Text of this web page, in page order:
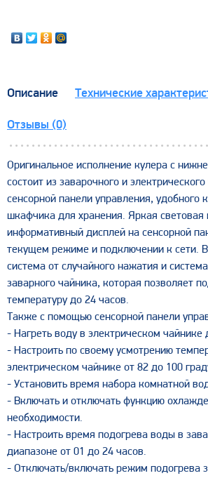
Описание Технические
Отзывы (0)
Оригинальное исполнение кулера с
состоит из заварочного и
сенсорной панели управления, удобного
шкафчика для хранения. Яркая световая
информативный дисплей на сенсорной
текущем режиме и подключении к сети.
система от случайного нажатия и
заварного чайника, которая позволяет
температуру до 24 часов.
Также с помощью сенсорной панели
- Нагреть воду в электрическом чайнике
- Настроить по своему усмотрению
электрическом чайнике от 82 до 100
- Установить время набора комнатной
- Включать и отключать функцию
необходимости.
- Настроить время подогрева воды в
диапазоне от 01 до 24 часов.
- Отключать/включать режим подогрева